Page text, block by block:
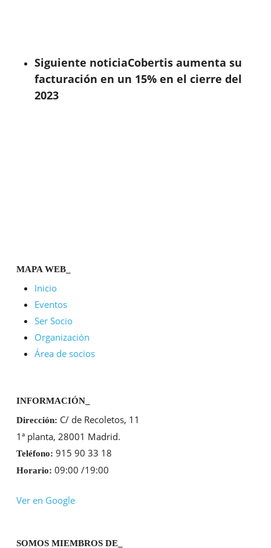
Siguiente noticiaCobertis aumenta su
facturación en un 15% en el cierre del
2023
MAPA WEB_
Inicio
Eventos
Ser Socio
Organización
Área de socios
INFORMACIÓN_
Dirección: C/ de Recoletos, 11
1ª planta, 28001 Madrid.
Teléfono: 915 90 33 18
Horario: 09:00 /19:00
Ver en Google
SOMOS MIEMBROS DE_